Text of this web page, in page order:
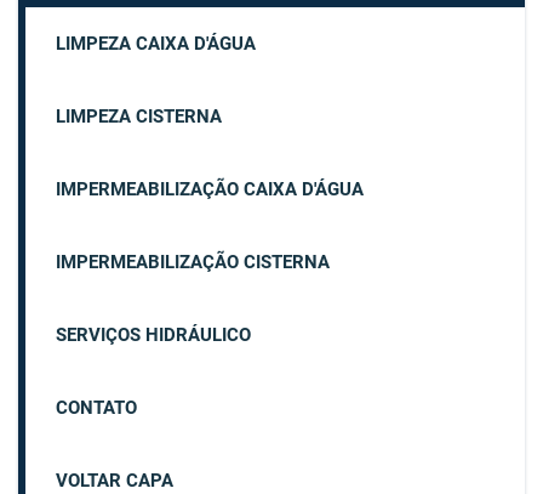
LIMPEZA CAIXA D'ÁGUA
LIMPEZA CISTERNA
IMPERMEABILIZAÇÃO CAIXA D'ÁGUA
IMPERMEABILIZAÇÃO CISTERNA
SERVIÇOS HIDRÁULICO
CONTATO
VOLTAR CAPA